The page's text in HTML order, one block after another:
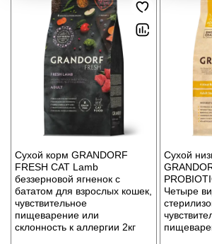
Сухой корм GRANDORF
FRESH CAT Lamb
беззерновой ягненок с
бататом для взрослых кошек,
чувствительное
пищеварение или
склонность к аллергии 2кг
Сухой
Четыре